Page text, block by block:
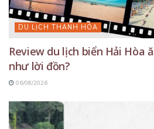
DU LỊCH THANH HÓA
Review du lịch biển Hải Hòa
như lời đồn?
06/08/2026